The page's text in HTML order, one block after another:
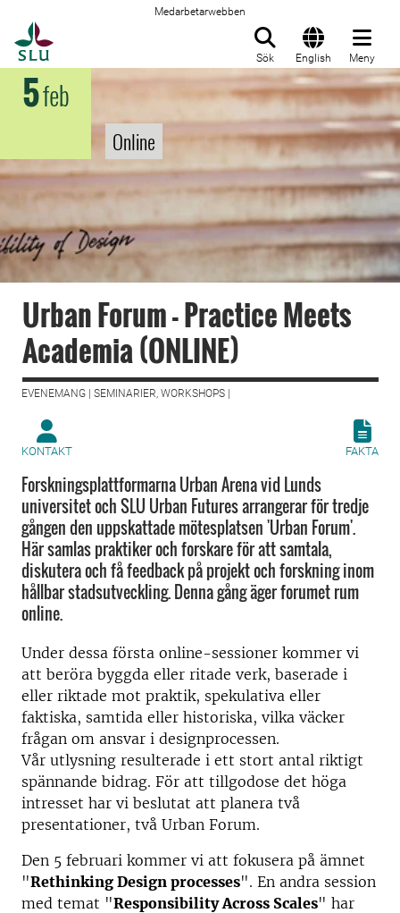
Medarbetarwebben
Sök English Meny
5feb
Online
Urban Forum - Practice Meets
Academia (ONLINE)
EVENEMANG | SEMINARIER, WORKSHOPS |
KONTAKT FAKTA
Forskningsplattformarna Urban Arena vid Lunds
universitet och SLU Urban Futures arrangerar för tredje
gången den uppskattade mötesplatsen 'Urban Forum'.
Här samlas praktiker och forskare för att samtala,
diskutera och få feedback på projekt och forskning inom
hållbar stadsutveckling. Denna gång äger forumet rum
online.
Under dessa första online-sessioner kommer vi
att beröra byggda eller ritade verk, baserade i
eller riktade mot praktik, spekulativa eller
faktiska, samtida eller historiska, vilka väcker
frågan om ansvar i designprocessen.
Vår utlysning resulterade i ett stort antal riktigt
spännande bidrag. För att tillgodose det höga
intresset har vi beslutat att planera två
presentationer, två Urban Forum.
Den 5 februari kommer vi att fokusera på ämnet
"Rethinking Design processes". En andra session
med temat "Responsibility Across Scales" har